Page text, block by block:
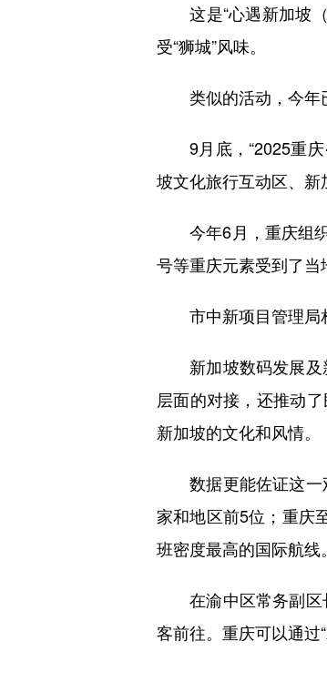
这是“心遇新加坡（
受“狮城”风味。
类似的活动，今年
9月底，“2025重庆·
坡文化旅行互动区、新
今年6月，重庆组织
号等重庆元素受到了当
市中新项目管理局相
新加坡数码发展及
层面的对接，还推动
新加坡的文化和风情。
数据更能佐证这一
家和地区前5位；重庆
班密度最高的国际航线。
在渝中区常务副区
客前往。重庆可以通过